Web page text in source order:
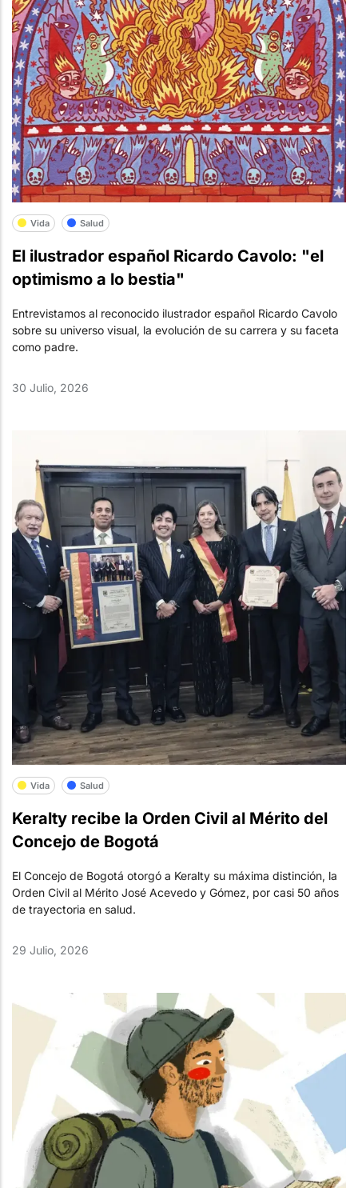
Vida Salud
El ilustrador español Ricardo Cavolo: "el
optimismo a lo bestia"
Entrevistamos al reconocido ilustrador español Ricardo Cavolo
sobre su universo visual, la evolución de su carrera y su faceta
como padre.
30 Julio, 2026
Vida Salud
Keralty recibe la Orden Civil al Mérito del
Concejo de Bogotá
El Concejo de Bogotá otorgó a Keralty su máxima distinción, la
Orden Civil al Mérito José Acevedo y Gómez, por casi 50 años
de trayectoria en salud.
29 Julio, 2026